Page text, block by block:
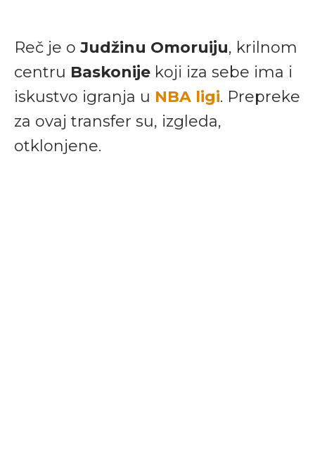
Reč je o Judžinu Omoruiju, krilnom
centru Baskonije koji iza sebe ima i
iskustvo igranja u NBA ligi. Prepreke
za ovaj transfer su, izgleda,
otklonjene.